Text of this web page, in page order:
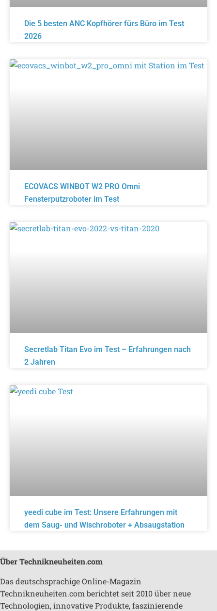
Die 5 besten ANC Kopfhörer fürs Büro im Test
2026
ECOVACS WINBOT W2 PRO Omni
Fensterputzroboter im Test
Secretlab Titan Evo im Test – Erfahrungen nach
2 Jahren
yeedi cube im Test: Unsere Erfahrungen mit
dem Saug- und Wischroboter + Absaugstation
Über Technikneuheiten.com
Das deutschsprachige Online-Magazin
Technikneuheiten.com berichtet seit 2010 über neue
Technologien, innovative Produkte, faszinierende